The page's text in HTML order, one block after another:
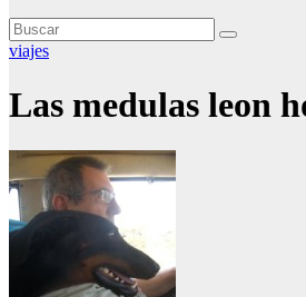
viajes
Las medulas leon